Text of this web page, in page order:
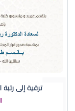
ترقية إلى